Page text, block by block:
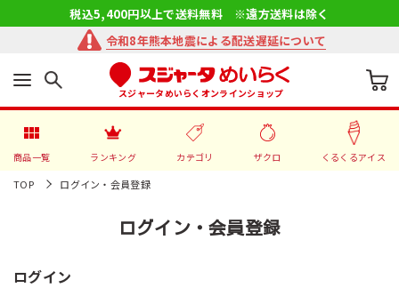
税込5,400円以上で送料無料 ※遠方送料は除く
令和8年熊本地震による配送遅延について
スジャータめいらくオンラインショップ
商品一覧 ランキング カテゴリ ザクロ くるくるアイス
TOP ログイン・会員登録
ログイン・会員登録
ログイン